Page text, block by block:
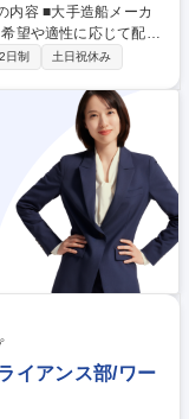
望や適性に応じて配属
ら長期的なキャリア形
ずは面接にて研修過程
詳細・配属先】※ご希望
タ：専用ソフト(CAD)
務を担当 ・資材購買：
受発注業務・入出荷管
日制 土日祝休み
イアンス部/ワー